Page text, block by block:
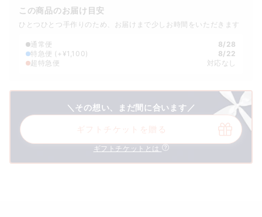
この商品のお届け目安
ひとつひとつ手作りのため、お届けまで少しお時間をいただきます
通常便
8/28
特急便 (+¥1,100)
8/22
超特急便
対応なし
＼その想い、まだ間に合います／
ギフトチケットを贈る
ギフトチケットとは